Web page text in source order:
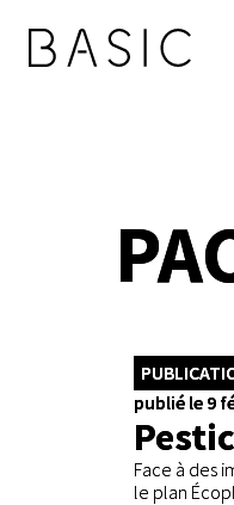
publié le 9
Face à des
le plan